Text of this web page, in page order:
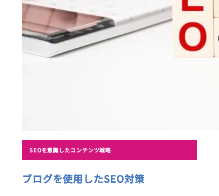
SEOを意識したコンテンツ戦略
ブログを使用したSEO対策